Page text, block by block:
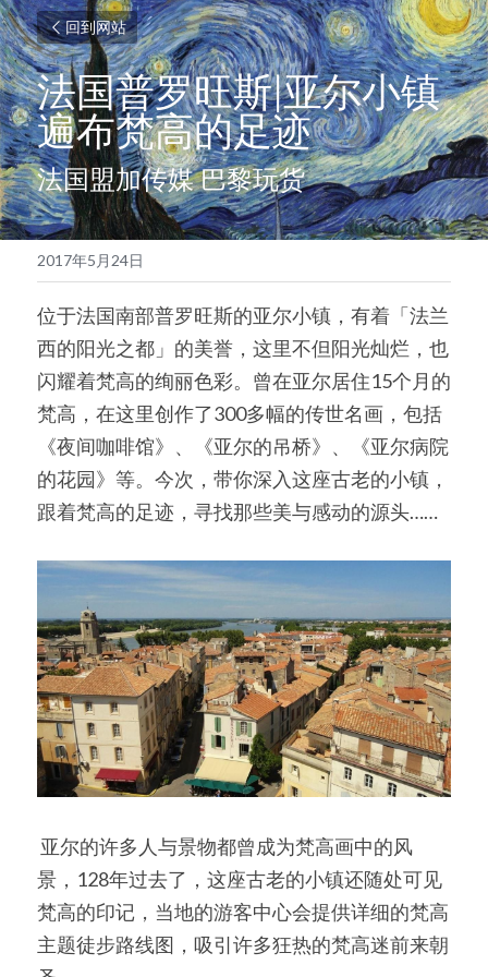
回到网站
法国普罗旺斯|亚尔小镇
遍布梵高的足迹
法国盟加传媒 巴黎玩货
2017年5月24日
位于法国南部普罗旺斯的亚尔小镇，有着「法兰
西的阳光之都」的美誉，这里不但阳光灿烂，也
闪耀着梵高的绚丽色彩。曾在亚尔居住15个月的
梵高，在这里创作了300多幅的传世名画，包括
《夜间咖啡馆》、《亚尔的吊桥》、《亚尔病院
的花园》等。今次，带你深入这座古老的小镇，
跟着梵高的足迹，寻找那些美与感动的源头……
景，128年过去了，这座古老的小镇还随处可见
梵高的印记，当地的游客中心会提供详细的梵高
主题徒步路线图，吸引许多狂热的梵高迷前来朝